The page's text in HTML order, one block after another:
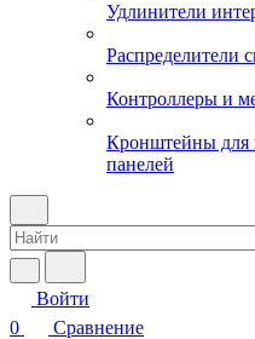
Удлинители
Распределители
Контроллеры и
Кронштейны для
панелей
Войти
0
Сравнение